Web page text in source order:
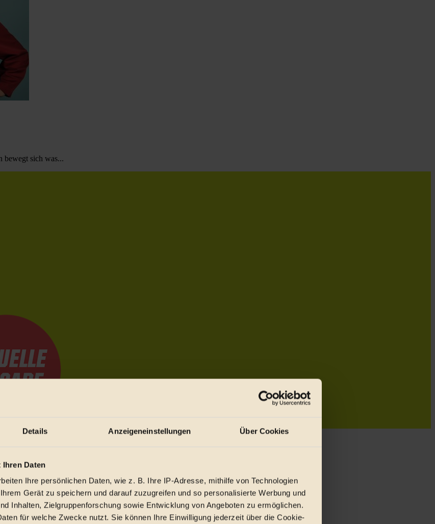
Details Anzeigeneinstellungen Über Cookies
Daten
Ihre persönlichen Daten, wie z. B. Ihre IP-Adresse, mithilfe von Technologien
Gerät zu speichern und darauf zuzugreifen und so personalisierte Werbung und
Inhalten, Zielgruppenforschung sowie Entwicklung von Angeboten zu ermöglichen.
für welche Zwecke nutzt. Sie können Ihre Einwilligung jederzeit über die Cookie-
bewegt sich was...
festzuhalten.
oft zu Hause.
zu dir zurückkommen.